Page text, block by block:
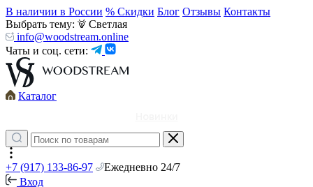
В наличии в России % Скидки Блог Отзывы Контакты
Выбрать тему:
Светлая
info@woodstream.online
Чаты и соц. сети:
Каталог
+7 (917) 133-86-97
Ежедневно 24/7
Вход